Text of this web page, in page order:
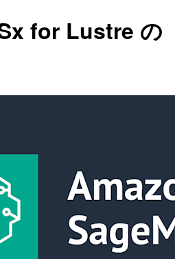
for Lustre の